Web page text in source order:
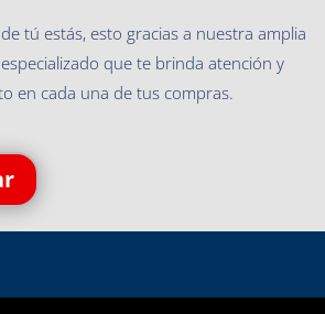
tú estás, esto gracias a nuestra amplia
que te brinda atención y
en cada una de tus compras.